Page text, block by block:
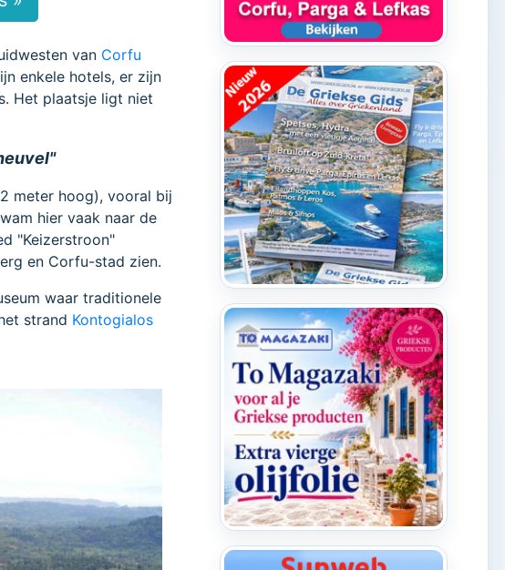
van Corfu
enkele hotels, er zijn
Het plaatsje ligt niet
meter hoog), vooral bij
hier vaak naar de
"Keizerstroon"
en Corfu-stad zien.
waar traditionele
strand Kontogialos